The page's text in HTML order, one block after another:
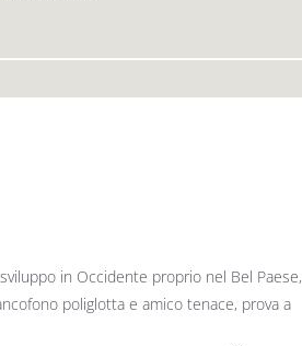
in Occidente proprio nel Bel Paese,
poliglotta e amico tenace, prova a